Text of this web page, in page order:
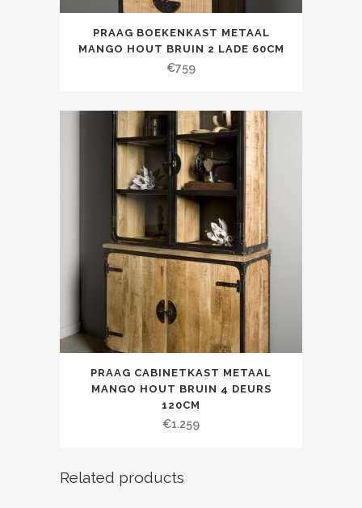
PRAAG BOEKENKAST METAAL
MANGO HOUT BRUIN 2 LADE 60CM
€759
PRAAG CABINETKAST METAAL
MANGO HOUT BRUIN 4 DEURS
120CM
€1.259
Related products